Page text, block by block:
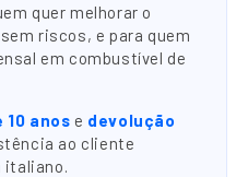
quer melhorar o
riscos, e para quem
em combustível de
anos e devolução
ao cliente
italiano.